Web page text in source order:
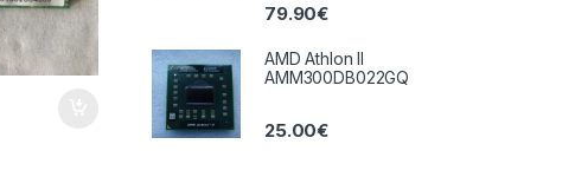
79.90€
AMD Athlon II
AMM300DB022GQ
25.00€